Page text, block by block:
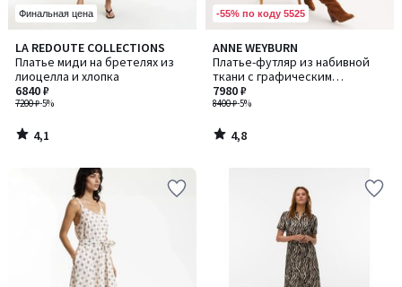
Финальная цена
LA REDOUTE COLLECTIONS
Платье миди на бретелях из
лиоцелла и хлопка
7200 ₽-5%
6840 ₽
4,1
/ 5
4,1
/
-55% по коду 5525
ANNE WEYBURN
Платье-футляр из набивной
ткани с графическим
рисунком, длинное, с длинным
рукавом
8400 ₽-5%
7980 ₽
4,8
/ 5
4,8
/